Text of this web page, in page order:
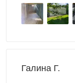
Дизайн
Галина Г.